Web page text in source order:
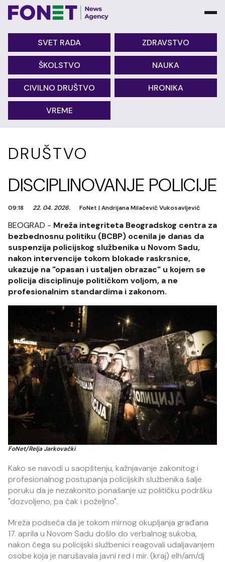
SVET RADA ZDRAVSTVO
ŠKOLSTVO NAUKA
CIVILNO DRUŠTVO HRONIKA
VREME
DRUŠTVO
DISCIPLINOVANJE POLICIJE
09:18 22. 04. 2026. FoNet |Andrijana Milaćević Vukosavljević
BEOGRAD - Mreža integriteta Beogradskog centra za
bezbednosnu politiku (BCBP) ocenila je danas da
suspenzija policijskog službenika u Novom Sadu,
nakon intervencije tokom blokade raskrsnice,
ukazuje na "opasan i ustaljen obrazac" u kojem se
policija disciplinuje političkom voljom, a ne
profesionalnim standardima i zakonom.
FoNet/Relja Jarkovački
Kako se navodi u saopštenju, kažnjavanje zakonitog i
profesionalnog postupanja policijskih službenika šalje
poruku da je nezakonito ponašanje uz političku podršku
"dozvoljeno, pa čak i poželjno".
Mreža podseća da je tokom mirnog okupljanja građana
17. aprila u Novom Sadu došlo do verbalnog sukoba,
nakon čega su policijski službenici reagovali udaljavanjem
osobe koja je narušavala javni red i mir. (kraj) elh/am/dj